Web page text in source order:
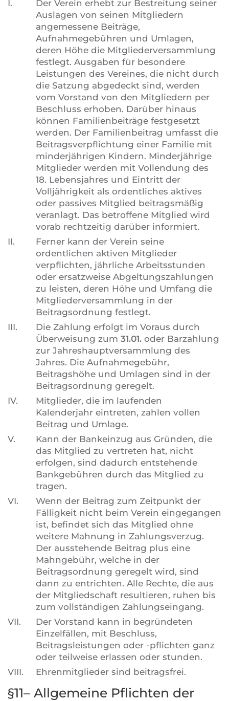
I.
Der Verein erhebt zur Bestreitung seiner
Auslagen von seinen Mitgliedern
angemessene Beiträge,
Aufnahmegebühren und Umlagen,
deren Höhe die Mitgliederversammlung
festlegt. Ausgaben für besondere
Leistungen des Vereines, die nicht durch
die Satzung abgedeckt sind, werden
vom Vorstand von den Mitgliedern per
Beschluss erhoben. Darüber hinaus
können Familienbeiträge festgesetzt
werden. Der Familienbeitrag umfasst die
Beitragsverpflichtung einer Familie mit
minderjährigen Kindern. Minderjährige
Mitglieder werden mit Vollendung des
18. Lebensjahres und Eintritt der
Volljährigkeit als ordentliches aktives
oder passives Mitglied beitragsmäßig
veranlagt. Das betroffene Mitglied wird
vorab rechtzeitig darüber informiert.
II.
Ferner kann der Verein seine
ordentlichen aktiven Mitglieder
verpflichten, jährliche Arbeitsstunden
oder ersatzweise Abgeltungszahlungen
zu leisten, deren Höhe und Umfang die
Mitgliederversammlung in der
Beitragsordnung festlegt.
III.
Die Zahlung erfolgt im Voraus durch
Überweisung zum 31.01. oder Barzahlung
zur Jahreshauptversammlung des
Jahres. Die Aufnahmegebühr,
Beitragshöhe und Umlagen sind in der
Beitragsordnung geregelt.
IV.
Mitglieder, die im laufenden
Kalenderjahr eintreten, zahlen vollen
Beitrag und Umlage.
V.
Kann der Bankeinzug aus Gründen, die
das Mitglied zu vertreten hat, nicht
erfolgen, sind dadurch entstehende
Bankgebühren durch das Mitglied zu
tragen.
VI.
Wenn der Beitrag zum Zeitpunkt der
Fälligkeit nicht beim Verein eingegangen
ist, befindet sich das Mitglied ohne
weitere Mahnung in Zahlungsverzug.
Der ausstehende Beitrag plus eine
Mahngebühr, welche in der
Beitragsordnung geregelt wird, sind
dann zu entrichten. Alle Rechte, die aus
der Mitgliedschaft resultieren, ruhen bis
zum vollständigen Zahlungseingang.
VII.
Der Vorstand kann in begründeten
Einzelfällen, mit Beschluss,
Beitragsleistungen oder -pflichten ganz
oder teilweise erlassen oder stunden.
VIII.
Ehrenmitglieder sind beitragsfrei.
§11– Allgemeine Pflichten der